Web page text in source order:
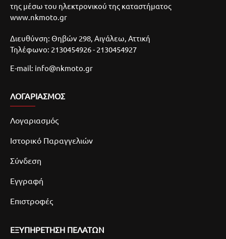
της μέσω του ηλεκτρονικού της καταστήματος
www.nkmoto.gr
Διευθύνση: Θηβών 298, Αιγάλεω, Αττική
Τηλέφωνο: 2130454926 - 2130454927
E-mail: info@nkmoto.gr
ΛΟΓΑΡΙΑΣΜΌΣ
Λογαριασμός
Ιστορικό Παραγγελιών
Σύνδεση
Εγγραφή
Επιστροφές
ΕΞΥΠΗΡΕΤΗΣΗ ΠΕΛΑΤΩΝ